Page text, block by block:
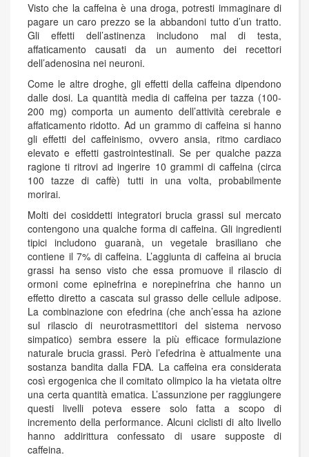
Visto che la caffeina è una droga, potresti immaginare di
pagare un caro prezzo se la abbandoni tutto d’un tratto.
Gli effetti dell’astinenza includono mal di testa,
affaticamento causati da un aumento dei recettori
dell’adenosina nei neuroni.
Come le altre droghe, gli effetti della caffeina dipendono
dalle dosi. La quantità media di caffeina per tazza (100-
200 mg) comporta un aumento dell’attività cerebrale e
affaticamento ridotto. Ad un grammo di caffeina si hanno
gli effetti del caffeinismo, ovvero ansia, ritmo cardiaco
elevato e effetti gastrointestinali. Se per qualche pazza
ragione ti ritrovi ad ingerire 10 grammi di caffeina (circa
100 tazze di caffè) tutti in una volta, probabilmente
morirai.
Molti dei cosiddetti integratori brucia grassi sul mercato
contengono una qualche forma di caffeina. Gli ingredienti
tipici includono guaranà, un vegetale brasiliano che
contiene il 7% di caffeina. L’aggiunta di caffeina ai brucia
grassi ha senso visto che essa promuove il rilascio di
ormoni come epinefrina e norepinefrina che hanno un
effetto diretto a cascata sul grasso delle cellule adipose.
La combinazione con efedrina (che anch’essa ha azione
sul rilascio di neurotrasmettitori del sistema nervoso
simpatico) sembra essere la più efficace formulazione
naturale brucia grassi. Però l’efedrina è attualmente una
sostanza bandita dalla FDA. La caffeina era considerata
così ergogenica che il comitato olimpico la ha vietata oltre
una certa quantità ematica. L’assunzione per raggiungere
questi livelli poteva essere solo fatta a scopo di
incremento della performance. Alcuni ciclisti di alto livello
hanno addirittura confessato di usare supposte di
caffeina.